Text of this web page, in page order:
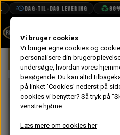
DAG-TIL-DAG LEVERING 98%
BOOK TID
PROJEKTER
TEKNISK DATA
Forside Mini
Vi bruger cookies
Vi bruger egne cookies og
personalisere din
undersøge, hvordan vores
besøgende. Du kan altid
på linket 'Cookies' nederst på
cookies vi benytter? Så tryk på
venstre hjørne.
Læs mere om cookies her